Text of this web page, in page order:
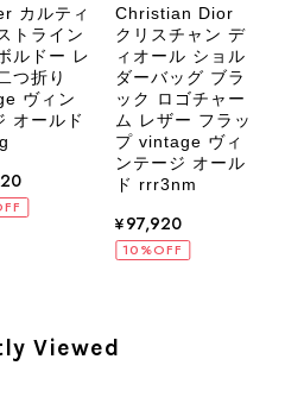
CELINE セリーヌ ブレスレット シルバー トリオンフ ホースビット SILVER925 vintage ヴィンテージ オールド 7f8hjn
購入しました。 しかし、実際に
ました。 とてもAランクとは思
カルティ
トライン
ルドー レ
つ折り
ヴィン
オールド
Christian Dior
クリスチャン デ
ィオール ショル
ダーバッグ ブラ
ック ロゴチャー
ム レザー フラッ
プ vintage ヴィ
ンテージ オール
ド rrr3nm
¥97,920
10%OFF
Viewed